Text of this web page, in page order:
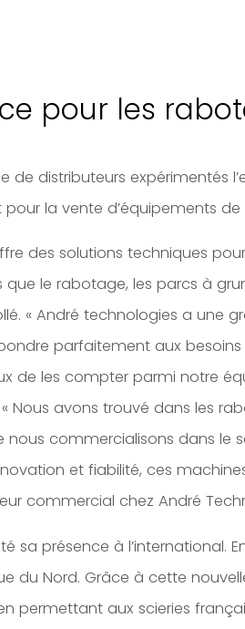
pour les
distributeurs expérimentés
la vente d’équipements
des solutions techniques
le rabotage, les parcs à
« André technologies a une
parfaitement aux
de les compter parmi notre
Nous avons trouvé dans les
commercialisons dans le
et fiabilité, ces
commercial chez André
sa présence à l’international.
du Nord. Grâce à cette
permettant aux scieries